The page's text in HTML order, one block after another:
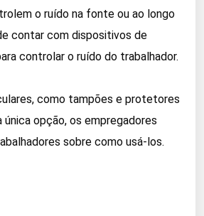
o ruído na fonte ou ao longo
contar com dispositivos de
controlar o ruído do trabalhador.
como tampões e protetores
única opção, os empregadores
sobre como usá-los.